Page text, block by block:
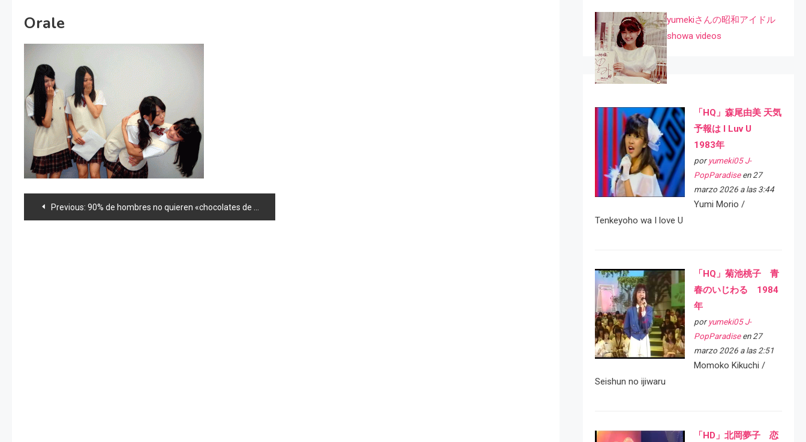
Orale
Navegación
Previous: 90% de hombres no quieren «chocolates de obligación»: encuesta
yumekiさんの昭和アイドル
showa videos
「HQ」森尾由美 天気
予報は I Luv U
1983年
por yumeki05 J-
PopParadiseen 27
marzo 2026 a las 3:44
Yumi Morio /
Tenkeyoho wa I love U
「HQ」菊池桃子 青
春のいじわる 1984
年
por yumeki05 J-
PopParadiseen 27
marzo 2026 a las 2:51
Momoko Kikuchi /
Seishun no ijiwaru
「HD」北岡夢子 恋